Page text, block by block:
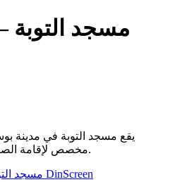
مسجد التوبة
يقع مسجد التوبة في مدينة
مخصص لإقامة الصلوات الخمس والأنشطة الدينية.
مسجد DinScreen